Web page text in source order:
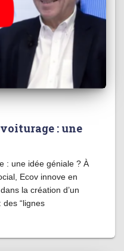
: une
: une idée géniale ? À
Ecov innove en
la création d’un
“lignes